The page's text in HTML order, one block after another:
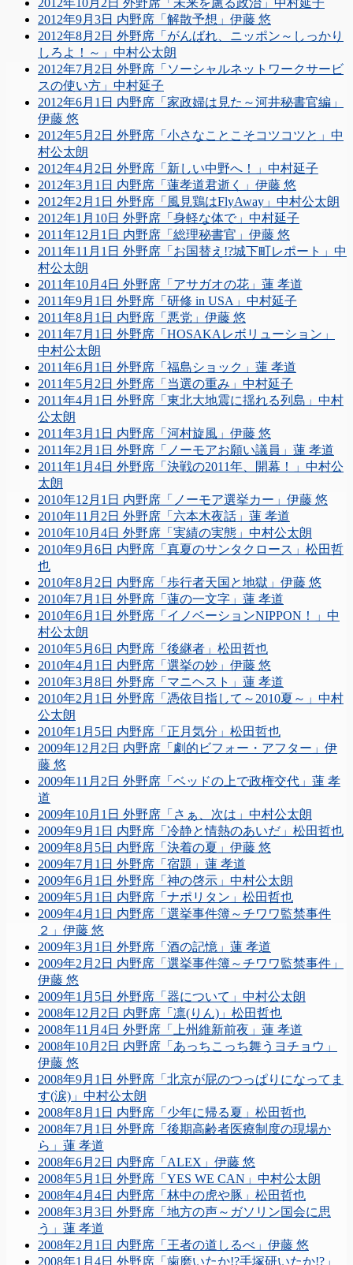
2012年9月3日 内野席「解散予想」伊藤 悠
2012年8月2日 外野席「がんばれ、ニッポン～しっかり
しろよ！～」中村公太朗
2012年7月2日 外野席「ソーシャルネットワークサービ
スの使い方」中村延子
2012年6月1日 内野席「家政婦は見た～河井秘書官編」
伊藤 悠
2012年5月2日 外野席「小さなことこそコツコツと」中
村公太朗
2012年4月2日 外野席「新しい中野へ！」中村延子
2012年3月1日 内野席「蓮孝道君逝く」伊藤 悠
2012年2月1日 外野席「風見鶏はFlyAway」中村公太朗
2012年1月10日 外野席「身軽な体で」中村延子
2011年12月1日 内野席「総理秘書官」伊藤 悠
2011年11月1日 外野席「お国替え!?城下町レポート」中
村公太朗
2011年10月4日 外野席「アサガオの花」蓮 孝道
2011年9月1日 外野席「研修 in USA」中村延子
2011年8月1日 内野席「悪党」伊藤 悠
2011年7月1日 外野席「HOSAKAレボリューション」
中村公太朗
2011年6月1日 外野席「福島ショック」蓮 孝道
2011年5月2日 外野席「当選の重み」中村延子
2011年4月1日 外野席「東北大地震に揺れる列島」中村
公太朗
2011年3月1日 内野席「河村旋風」伊藤 悠
2011年2月1日 外野席「ノーモアお願い議員」蓮 孝道
2011年1月4日 外野席「決戦の2011年、開幕！」中村公
太朗
2010年12月1日 内野席「ノーモア選挙カー」伊藤 悠
2010年11月2日 外野席「六本木夜話」蓮 孝道
2010年10月4日 外野席「実績の実態」中村公太朗
2010年9月6日 内野席「真夏のサンタクロース」松田哲
也
2010年8月2日 内野席「歩行者天国と地獄」伊藤 悠
2010年7月1日 外野席「蓮の一文字」蓮 孝道
2010年6月1日 外野席「イノベーションNIPPON！」中
村公太朗
2010年5月6日 内野席「後継者」松田哲也
2010年4月1日 内野席「選挙の妙」伊藤 悠
2010年3月8日 外野席「マニヘスト」蓮 孝道
2010年2月1日 外野席「憑依目指して～2010夏～」中村
公太朗
2010年1月5日 内野席「正月気分」松田哲也
2009年12月2日 内野席「劇的ビフォー・アフター」伊
藤 悠
2009年11月2日 外野席「ベッドの上で政権交代」蓮 孝
道
2009年10月1日 外野席「さぁ、次は」中村公太朗
2009年9月1日 内野席「冷静と情熱のあいだ」松田哲也
2009年8月5日 内野席「決着の夏」伊藤 悠
2009年7月1日 外野席「宿題」蓮 孝道
2009年6月1日 外野席「神の啓示」中村公太朗
2009年5月1日 内野席「ナポリタン」松田哲也
2009年4月1日 内野席「選挙事件簿～チワワ監禁事件
２」伊藤 悠
2009年3月1日 外野席「酒の記憶」蓮 孝道
2009年2月2日 内野席「選挙事件簿～チワワ監禁事件」
伊藤 悠
2009年1月5日 外野席「器について」中村公太朗
2008年12月2日 内野席「凛(りん)」松田哲也
2008年11月4日 外野席「上州維新前夜」蓮 孝道
2008年10月2日 内野席「あっちこっち舞うヨチョウ」
伊藤 悠
2008年9月1日 外野席「北京が屁のつっぱりになってま
す(涙)」中村公太朗
2008年8月1日 内野席「少年に帰る夏」松田哲也
2008年7月1日 外野席「後期高齢者医療制度の現場か
ら」蓮 孝道
2008年6月2日 内野席「ALEX」伊藤 悠
2008年5月1日 外野席「YES WE CAN」中村公太朗
2008年4月4日 内野席「林中の虎や豚」松田哲也
2008年3月3日 外野席「地方の声～ガソリン国会に思
う」蓮 孝道
2008年2月1日 内野席「王者の道しるべ」伊藤 悠
2008年1月4日 外野席「歯磨いたか!?手塚研いたか!?」